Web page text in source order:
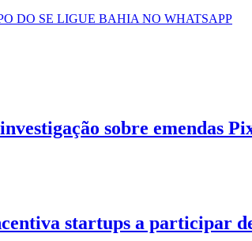
DO SE LIGUE BAHIA NO WHATSAPP
sobre emendas
startups a participar